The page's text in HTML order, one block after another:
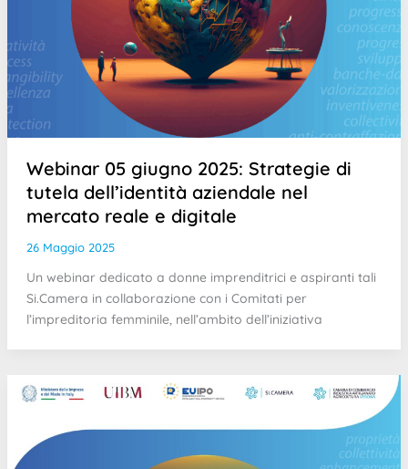
Webinar 05 giugno 2025: Strategie di
tutela dell’identità aziendale nel
mercato reale e digitale
26 Maggio 2025
Un webinar dedicato a donne imprenditrici e aspiranti tali
Si.Camera in collaborazione con i Comitati per
l’impreditoria femminile, nell’ambito dell’iniziativa